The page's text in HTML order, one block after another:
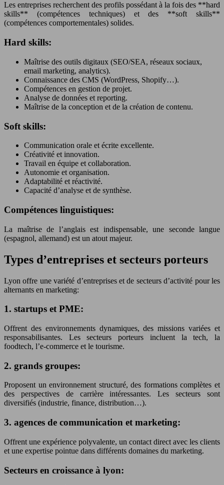
Les entreprises recherchent des profils possédant à la fois des **hard
skills** (compétences techniques) et des **soft skills**
(compétences comportementales) solides.
Hard skills:
Maîtrise des outils digitaux (SEO/SEA, réseaux sociaux,
email marketing, analytics).
Connaissance des CMS (WordPress, Shopify…).
Compétences en gestion de projet.
Analyse de données et reporting.
Maîtrise de la conception et de la création de contenu.
Soft skills:
Communication orale et écrite excellente.
Créativité et innovation.
Travail en équipe et collaboration.
Autonomie et organisation.
Adaptabilité et réactivité.
Capacité d’analyse et de synthèse.
Compétences linguistiques:
La maîtrise de l’anglais est indispensable, une seconde langue
(espagnol, allemand) est un atout majeur.
Types d’entreprises et secteurs porteurs
Lyon offre une variété d’entreprises et de secteurs d’activité pour les
alternants en marketing:
1. startups et PME:
Offrent des environnements dynamiques, des missions variées et
responsabilisantes. Les secteurs porteurs incluent la tech, la
foodtech, l’e-commerce et le tourisme.
2. grands groupes:
Proposent un environnement structuré, des formations complètes et
des perspectives de carrière intéressantes. Les secteurs sont
diversifiés (industrie, finance, distribution…).
3. agences de communication et marketing:
Offrent une expérience polyvalente, un contact direct avec les clients
et une expertise pointue dans différents domaines du marketing.
Secteurs en croissance à lyon: